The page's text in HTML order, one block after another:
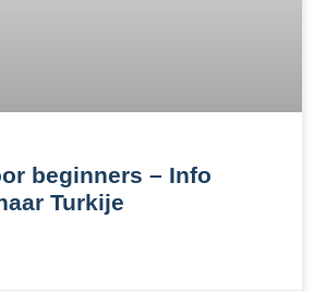
beginners – Info
Turkije